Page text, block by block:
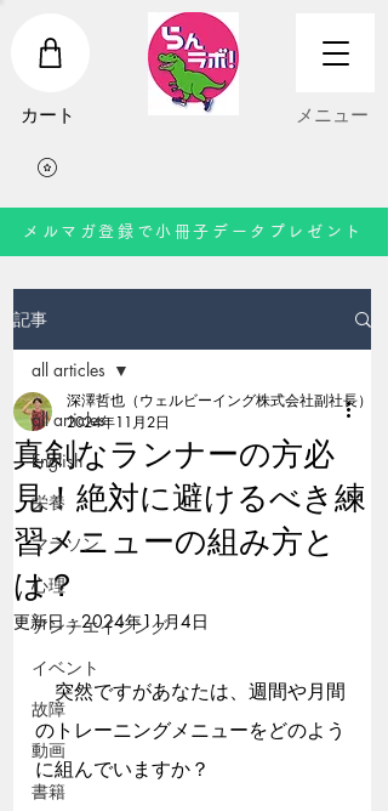
​カート ​メニュー
メルマガ登録で小冊子データプレゼント
記事
all articles
English
栄養
マラソン
心理
アンチエイジング
イベント
故障
動画
書籍
all articles
真剣なランナーの方必
見！絶対に避けるべき練
習メニューの組み方と
は？
深澤哲也（ウェルビーイング株式会社副社長）
2024年11月2日
更新日：2024年11月4日
突然ですがあなたは、週間や月間
のトレーニングメニューをどのよう
に組んでいますか？